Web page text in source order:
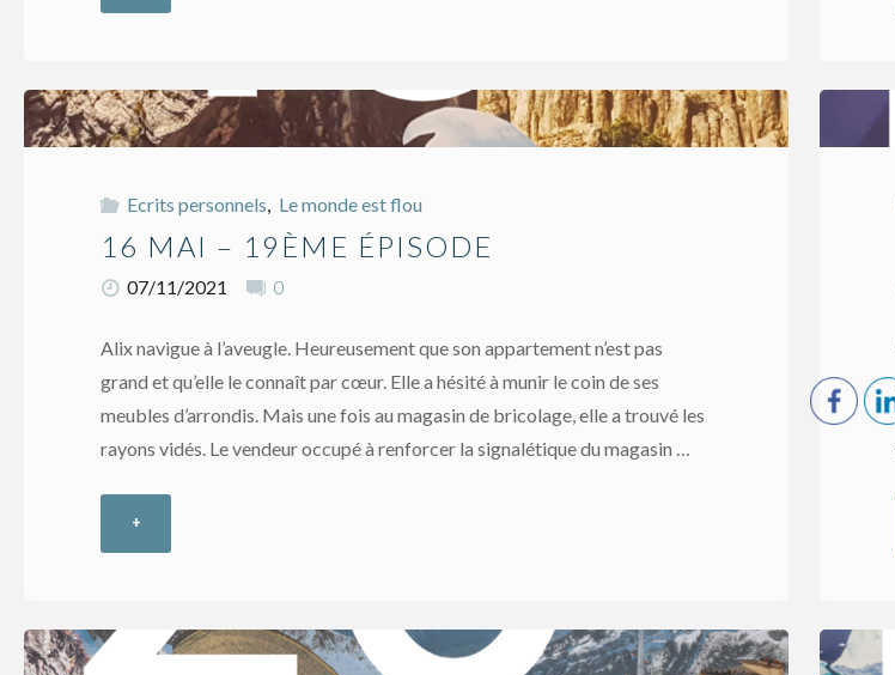
dernier
épisode"
Ecrits personnels Le monde est flou
16 MAI – 19ÈME ÉPISODE
07/11/2021 0
Alix navigue à l’aveugle. Heureusement que son appartement n’est pas
grand et qu’elle le connaît par cœur. Elle a hésité à munir le coin de ses
meubles d’arrondis. Mais une fois au magasin de bricolage, elle a trouvé les
rayons vidés. Le vendeur occupé à renforcer la signalétique du magasin …
+"16